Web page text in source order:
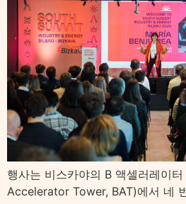
행사는 비스카야의 B 액셀러레이터
Accelerator Tower, BAT)에서 네